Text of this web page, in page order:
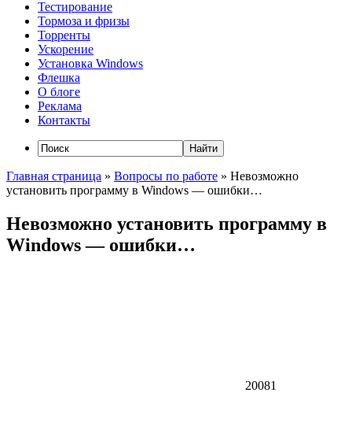
Тестирование
Тормоза и фризы
Торренты
Ускорение
Установка Windows
Флешка
О блоге
Реклама
Контакты
Главная страница » Вопросы по работе » Невозможно
установить программу в Windows — ошибки…
Невозможно установить программу в
Windows — ошибки…
20081